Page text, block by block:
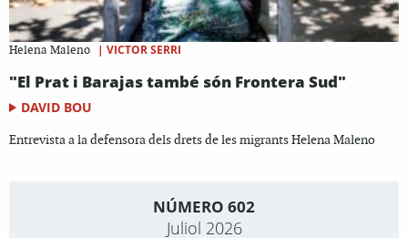
Helena Maleno | VICTOR SERRI
"El Prat i Barajas també són Frontera Sud"
DAVID BOU
Entrevista a la defensora dels drets de les migrants Helena Maleno
NÚMERO 602
Juliol 2026